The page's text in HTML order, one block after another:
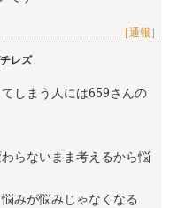
［通報］
レズ
しまう人には659さんの
らないまま考えるから悩
みが悩みじゃなくなる